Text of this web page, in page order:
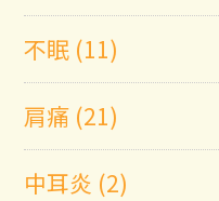
不眠 (11)
肩痛 (21)
中耳炎 (2)